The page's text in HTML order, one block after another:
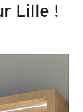
Lille !